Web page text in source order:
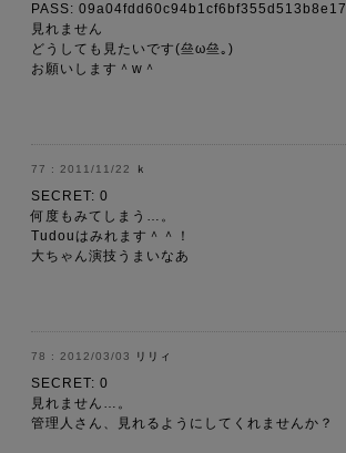
PASS: 09a04fdd60c94b1cf6bf355d513b8e17
見れません
どうしても見たいです(亝ω亝｡)​
お願いします＾w＾
2011/11/22 ｋ
SECRET: 0
何度もみてしまう…。
Tudouはみれます＾＾！
大ちゃん演技うまいなあ
2012/03/03 リリィ
SECRET: 0
見れません…。
管理人さん、見れるようにしてくれませんか？